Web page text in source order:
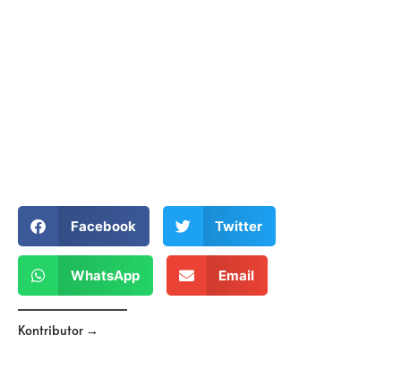
Facebook Twitter
WhatsApp Email
Kontributor →